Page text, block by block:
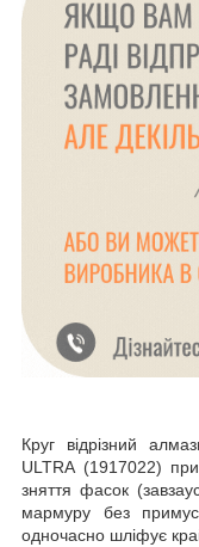
Круг відрізний
ULTRA (1917022)
зняття фасок
мармуру без
одночасно шліфує